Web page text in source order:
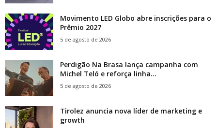
Movimento LED Globo abre inscrições para o
Prêmio 2027
5 de agosto de 2026
Perdigão Na Brasa lança campanha com
Michel Teló e reforça linha...
5 de agosto de 2026
Tirolez anuncia nova líder de marketing e
growth